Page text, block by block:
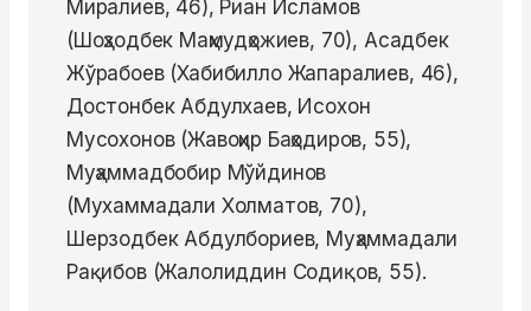
Миралиев, 46), Риан Исламов
(Шоҳзодбек Маҳмудҳожиев, 70), Асадбек
Жўрабоев (Хабибилло Жапаралиев, 46),
Достонбек Абдулхаев, Исохон
Мусохонов (Жавоҳир Баҳодиров, 55),
Муҳаммадбобир Мўйдинов
(Мухаммадали Холматов, 70),
Шерзодбек Абдулбориев, Муҳаммадали
Рақибов (Жалолиддин Содиқов, 55).